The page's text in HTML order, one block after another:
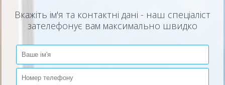
Вкажіть ім'я та контактні дані - наш спеціаліст
зателефонує вам максимально швидко